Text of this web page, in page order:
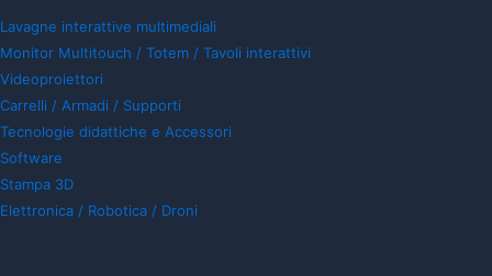
Lavagne interattive multimediali
Monitor Multitouch / Totem / Tavoli interattivi
Videoproiettori
Carrelli / Armadi / Supporti
Tecnologie didattiche e Accessori
Software
Stampa 3D
Elettronica / Robotica / Droni